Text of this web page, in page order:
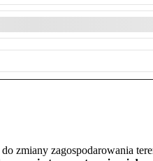
zmiany zagospodarowania